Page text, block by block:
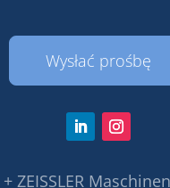
Wysłać prośbę
+ ZEISSLER